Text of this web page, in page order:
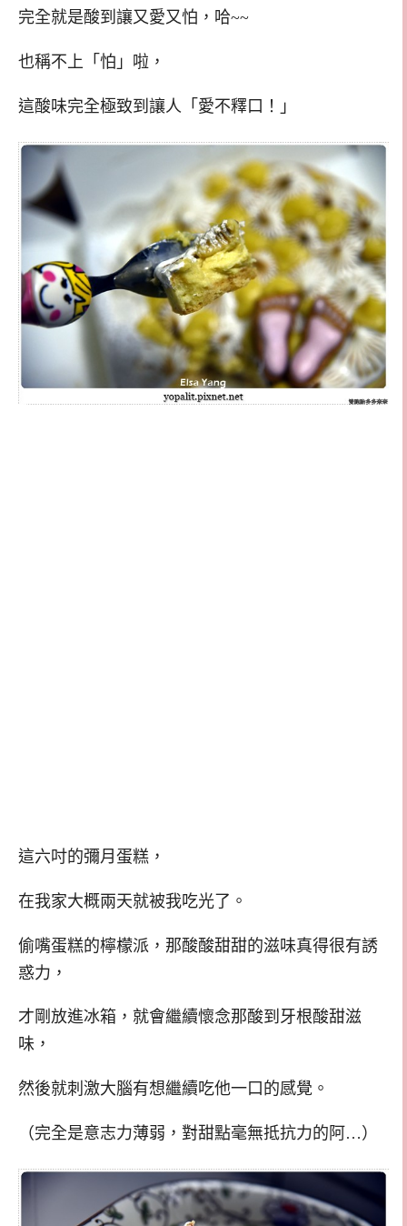
完全就是酸到讓又愛又怕，哈~~
也稱不上「怕」啦，
這酸味完全極致到讓人「愛不釋口！」
這六吋的彌月蛋糕，
在我家大概兩天就被我吃光了。
偷嘴蛋糕的檸檬派，那酸酸甜甜的滋味真得很有誘
惑力，
才剛放進冰箱，就會繼續懷念那酸到牙根酸甜滋
味，
然後就刺激大腦有想繼續吃他一口的感覺。
（完全是意志力薄弱，對甜點毫無抵抗力的阿…）